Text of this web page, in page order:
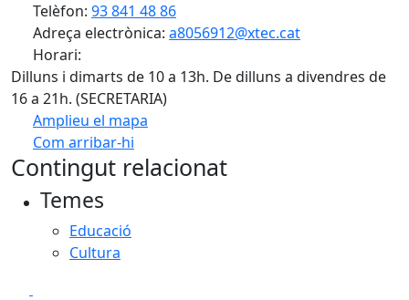
Telèfon: 93 841 48 86
Adreça electrònica: a8056912@xtec.cat
Horari:
Dilluns i dimarts de 10 a 13h. De dilluns a divendres de
16 a 21h. (SECRETARIA)
Amplieu el mapa
Com arribar-hi
+
Contingut relacionat
Temes
Educació
Cultura